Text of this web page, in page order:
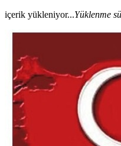
içerik yükleniyor...Yüklenme